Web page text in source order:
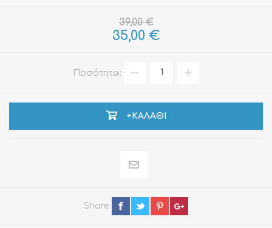
39,00 €
35,00 €
Ποσότητα:
+ΚΑΛΆΘΙ
Share